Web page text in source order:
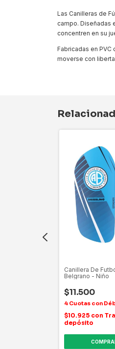
Las Canilleras de
campo. Diseñadas
concentren en su
Fabricadas en
moverse con
Canillera De
Belgrano - Niño
$11.500
$10.925 con
depósito